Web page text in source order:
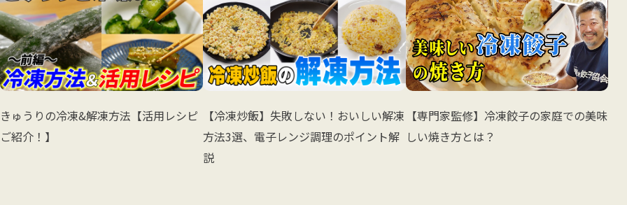
きゅうりの冷凍&解凍方法【活用レシピ
ご紹介！】
【冷凍炒飯】失敗しない！おいしい解凍
方法3選、電子レンジ調理のポイント解
説
【専門家監修】冷凍餃子の家庭での美味
しい焼き方とは？